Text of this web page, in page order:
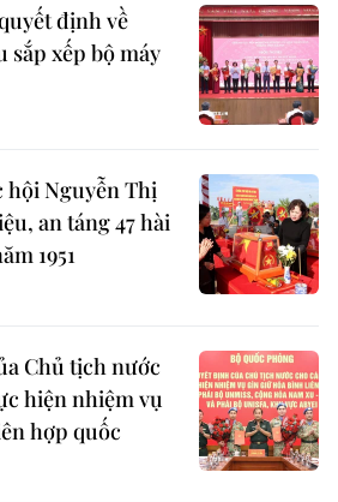
định về
sắp xếp bộ máy
hội Nguyễn Thị
an táng 47 hài
1951
Chủ tịch nước
hiện nhiệm vụ
hợp quốc